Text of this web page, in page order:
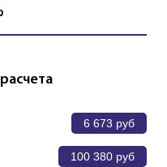
6 673 руб
100 380 руб